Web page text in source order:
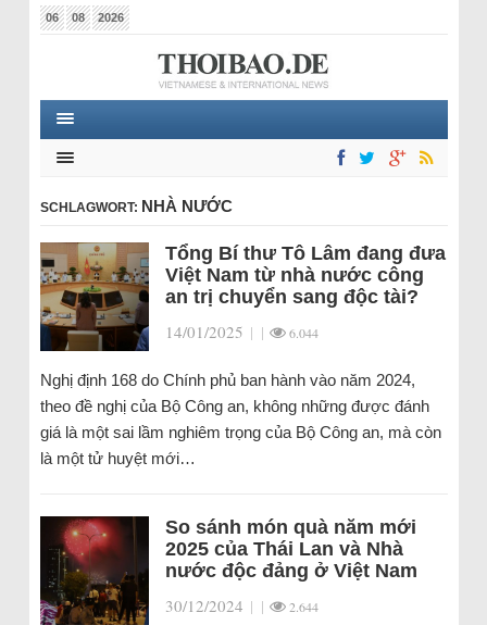
06 08 2026
SCHLAGWORT: NHÀ NƯỚC
Tổng Bí thư Tô Lâm đang đưa
Việt Nam từ nhà nước công
an trị chuyển sang độc tài?
14/01/2025 | | 6.044
Nghị định 168 do Chính phủ ban hành vào năm 2024,
theo đề nghị của Bộ Công an, không những được đánh
giá là một sai lầm nghiêm trọng của Bộ Công an, mà còn
là một tử huyệt mới…
So sánh món quà năm mới
2025 của Thái Lan và Nhà
nước độc đảng ở Việt Nam
30/12/2024 | | 2.644